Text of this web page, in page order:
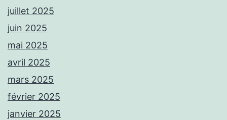
juillet 2025
juin 2025
mai 2025
avril 2025
mars 2025
février 2025
janvier 2025